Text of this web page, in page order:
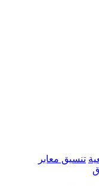
تنسيق معابر